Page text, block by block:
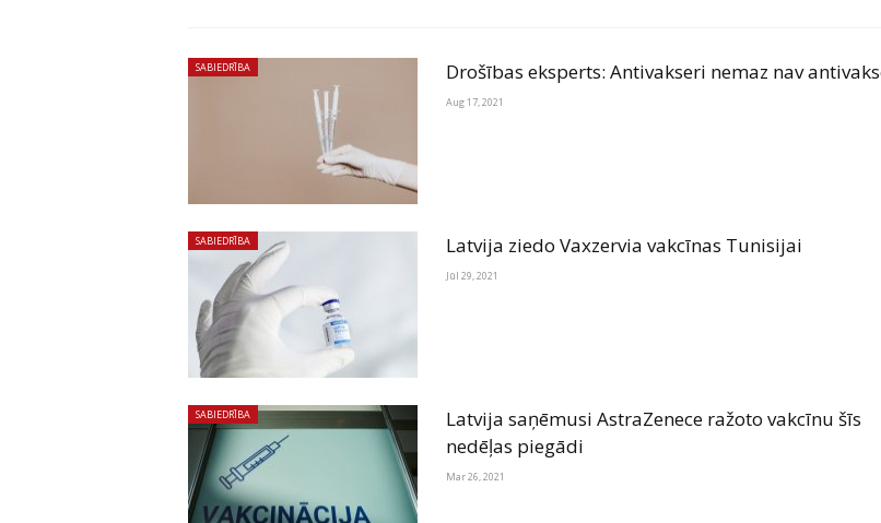
SABIEDRĪBA Drošības eksperts: Antivakseri nemaz nav
Aug 17, 2021
SABIEDRĪBA Latvija ziedo Vaxzervia vakcīnas Tunisijai
Jūl 29, 2021
SABIEDRĪBA
Latvija saņēmusi AstraZenece ražoto vakcīnu šīs
nedēļas piegādi
Mar 26, 2021